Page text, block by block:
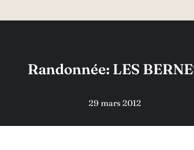
Randonnée: LES
29 mars 2012